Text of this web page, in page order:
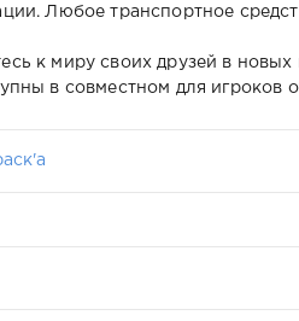
Любое транспортное
к миру своих друзей в
в совместном для игроков